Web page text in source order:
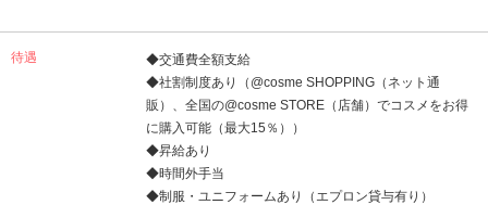
待遇
◆交通費全額支給
◆社割制度あり（@cosme SHOPPING（ネット通
販）、全国の@cosme STORE（店舗）でコスメをお得
に購入可能（最大15％））
◆昇給あり
◆時間外手当
◆制服・ユニフォームあり（エプロン貸与有り）